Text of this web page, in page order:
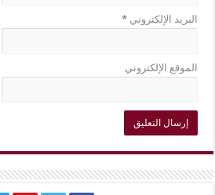
البريد الإلكتروني*
الموقع الإلكتروني